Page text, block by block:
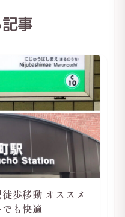
事
歩移動 オススメ
も快適